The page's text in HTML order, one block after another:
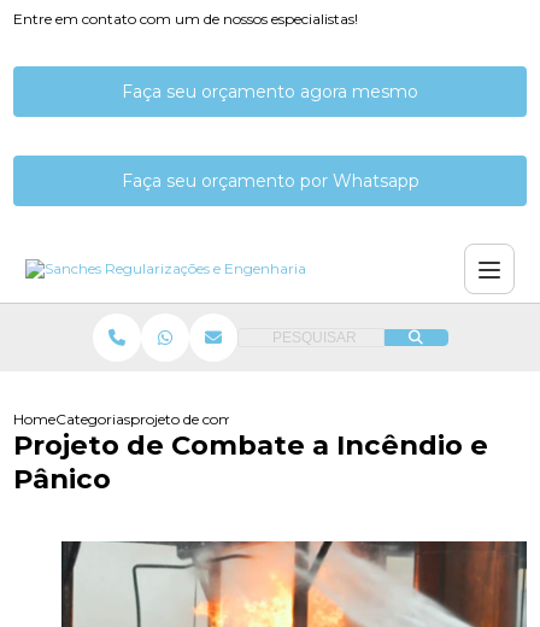
Entre em contato com um de nossos especialistas!
Faça seu orçamento agora mesmo
Faça seu orçamento por Whatsapp
PESQUISAR
HomeCategoriasprojeto de combate a incendio e panico
Projeto de Combate a Incêndio e
Pânico